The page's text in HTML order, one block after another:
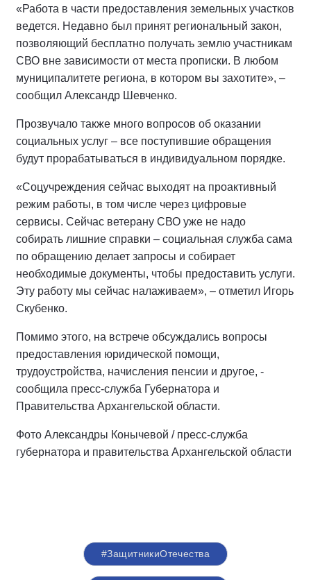
«Работа в части предоставления земельных участков
ведется. Недавно был принят региональный закон,
позволяющий бесплатно получать землю участникам
СВО вне зависимости от места прописки. В любом
муниципалитете региона, в котором вы захотите», –
сообщил Александр Шевченко.
Прозвучало также много вопросов об оказании
социальных услуг – все поступившие обращения
будут прорабатываться в индивидуальном порядке.
«Соцучреждения сейчас выходят на проактивный
режим работы, в том числе через цифровые
сервисы. Сейчас ветерану СВО уже не надо
собирать лишние справки – социальная служба сама
по обращению делает запросы и собирает
необходимые документы, чтобы предоставить услуги.
Эту работу мы сейчас налаживаем», – отметил Игорь
Скубенко.
Помимо этого, на встрече обсуждались вопросы
предоставления юридической помощи,
трудоустройства, начисления пенсии и другое, -
сообщила пресс-служба Губернатора и
Правительства Архангельской области.
Фото Александры Конычевой / пресс-служба
губернатора и правительства Архангельской области
#ЗащитникиОтечества